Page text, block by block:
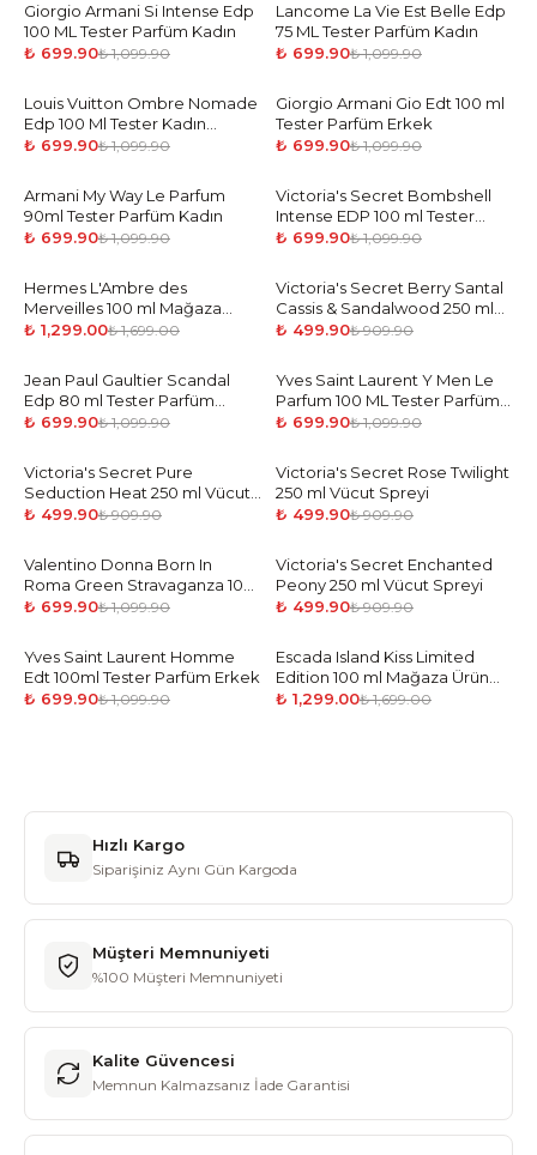
-36%
Giorgio Armani Si Intense Edp
100 ML Tester Parfüm Kadın
₺ 699.90₺ 1,099.90
-36%
Lancome La Vie Est Belle Edp
75 ML Tester Parfüm Kadın
₺ 699.90₺ 1,099.90
-36%
Louis Vuitton Ombre Nomade
Edp 100 Ml Tester Kadın
Parfüm
₺ 699.90₺ 1,099.90
-36%
Giorgio Armani Gio Edt 100 ml
Tester Parfüm Erkek
₺ 699.90₺ 1,099.90
-36%
Armani My Way Le Parfum
90ml Tester Parfüm Kadın
₺ 699.90₺ 1,099.90
-36%
Victoria's Secret Bombshell
Intense EDP 100 ml Tester
Parfüm Kadın
₺ 699.90₺ 1,099.90
-24%
Hermes L'Ambre des
Merveilles 100 ml Mağaza
Ürün Woman
₺ 1,299.00₺ 1,699.00
-45%
Victoria's Secret Berry Santal
Cassis & Sandalwood 250 ml
Vücut Spreyi
₺ 499.90₺ 909.90
-36%
Jean Paul Gaultier Scandal
Edp 80 ml Tester Parfüm
Kadın
₺ 699.90₺ 1,099.90
-36%
Yves Saint Laurent Y Men Le
Parfum 100 ML Tester Parfüm
Erkek
₺ 699.90₺ 1,099.90
-45%
Victoria's Secret Pure
Seduction Heat 250 ml Vücut
Spreyi
₺ 499.90₺ 909.90
-45%
Victoria's Secret Rose Twilight
250 ml Vücut Spreyi
₺ 499.90₺ 909.90
-36%
Valentino Donna Born In
Roma Green Stravaganza 100
ml Tester Parfüm Kadın
₺ 699.90₺ 1,099.90
-45%
Victoria's Secret Enchanted
Peony 250 ml Vücut Spreyi
₺ 499.90₺ 909.90
-36%
Yves Saint Laurent Homme
Edt 100ml Tester Parfüm Erkek
₺ 699.90₺ 1,099.90
-24%
Escada Island Kiss Limited
Edition 100 ml Mağaza Ürün
Woman
₺ 1,299.00₺ 1,699.00
Hızlı Kargo
Siparişiniz Aynı Gün Kargoda
Müşteri Memnuniyeti
%100 Müşteri Memnuniyeti
Kalite Güvencesi
Memnun Kalmazsanız İade Garantisi